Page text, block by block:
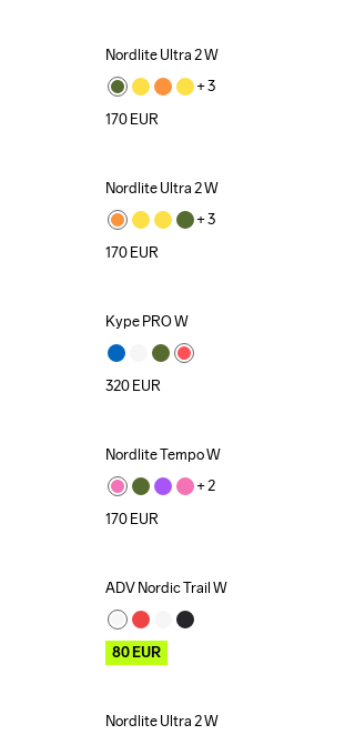
Nordlite Ultra 2 W
+ 3
170EUR
Nordlite Ultra 2 W
+ 3
170EUR
Kype PRO W
320EUR
Nordlite Tempo W
+ 2
170EUR
Outlet
ADV Nordic Trail W
80EUR
Outlet
Nordlite Ultra 2 W